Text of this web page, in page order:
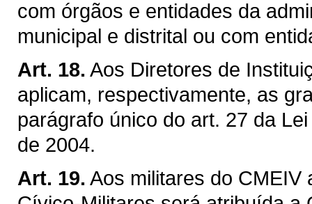
com órgãos e entidades da
municipal e distrital ou com
Art. 18. Aos Diretores de
aplicam, respectivamente, as
parágrafo único do art. 27 da
de 2004.
Art. 19. Aos militares do CMEIV